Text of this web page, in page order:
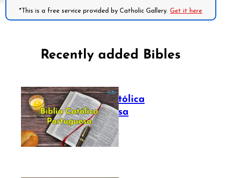
*This is a free service provided by Catholic Gallery.Get it here
Recently added Bibles
Bíblia Católica
Portuguesa
July 16, 2025